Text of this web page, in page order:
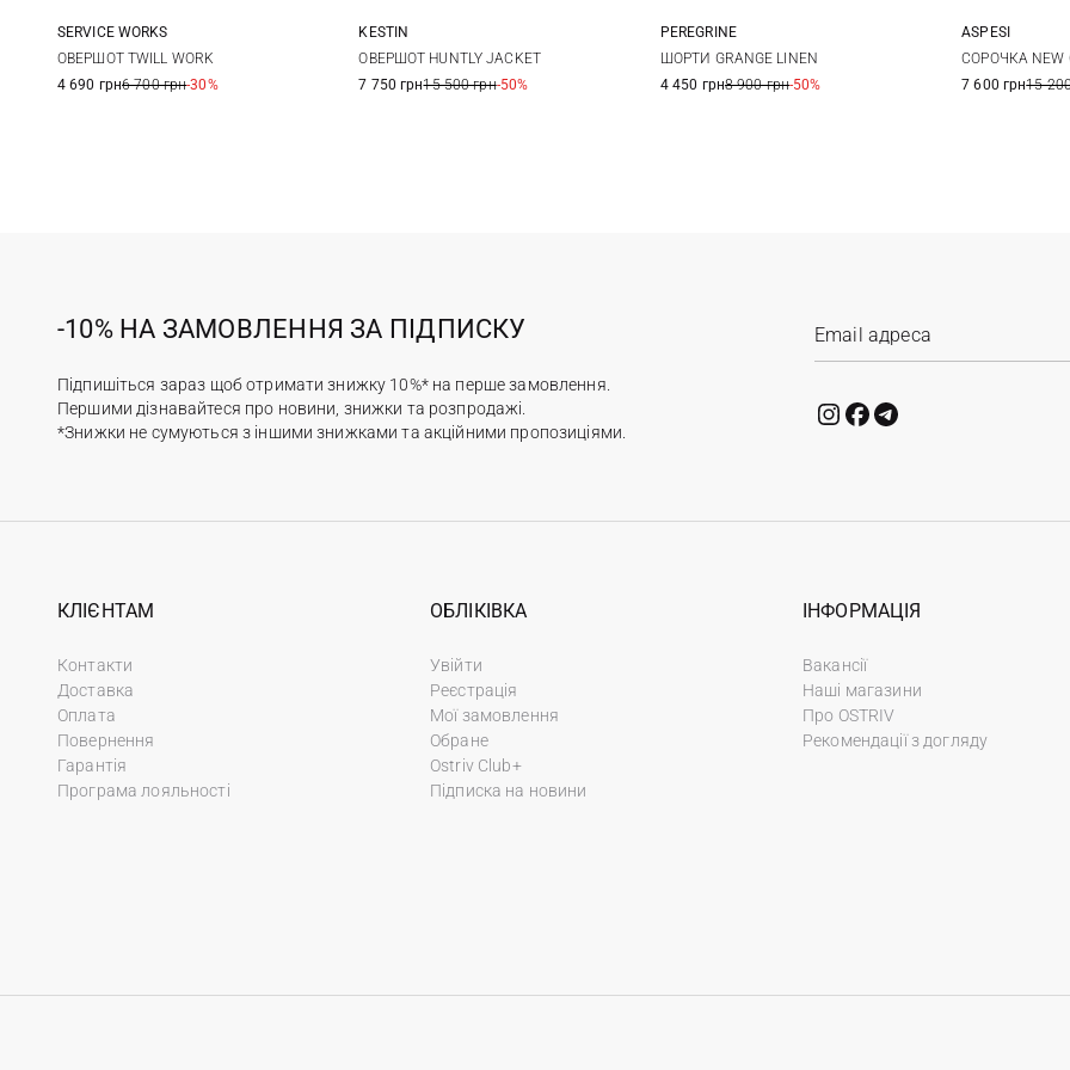
S M
SERVICE WORKS
ОВЕРШОТ TWILL WORK
4 690 грн6 700 грн-30%
M L XL
KESTIN
ОВЕРШОТ HUNTLY JACKET
7 750 грн15 500 грн-50%
S M
PEREGRINE
ШОРТИ GRANGE LINEN
4 450 грн8 900 грн-50%
M
ASPESI
СОРОЧКА NEW
7 600 грн15
-10% НА ЗАМОВЛЕННЯ ЗА ПІДПИСКУ
Підпишіться зараз щоб отримати знижку 10%* на перше замовлення.
Першими дізнавайтеся про новини, знижки та розпродажі.
*Знижки не сумуються з іншими знижками та акційними пропозиціями.
КЛІЄНТАМ
Контакти
Доставка
Оплата
Повернення
Гарантія
Програма лояльності
ОБЛІКІВКА
Увійти
Реєстрація
Мої замовлення
Обране
Ostriv Club+
Підписка на новини
ІНФОРМАЦІЯ
Вакансії
Наші магазини
Про OSTRIV
Рекомендації з догляду